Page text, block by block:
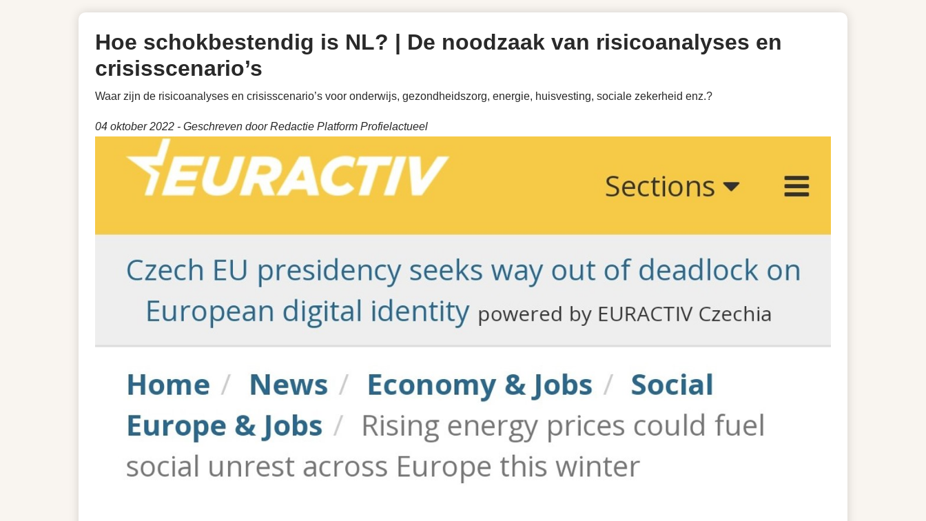
Hoe schokbestendig is NL? | De noodzaak van risicoanalyses en
crisisscenario’s
Waar zijn de risicoanalyses en crisisscenario’s voor onderwijs, gezondheidszorg, energie, huisvesting, sociale zekerheid enz.?
04 oktober 2022 - Geschreven door Redactie Platform Profielactueel